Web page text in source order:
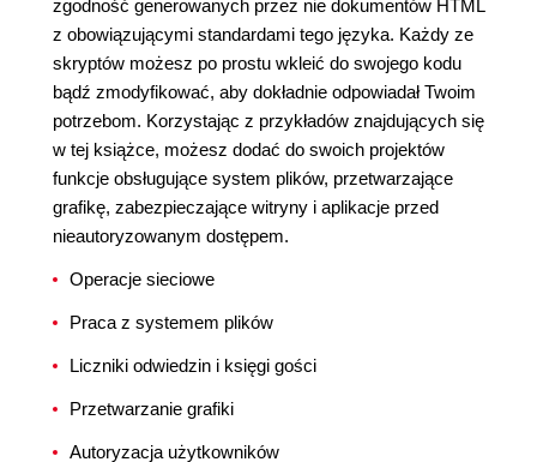
zgodność generowanych przez nie dokumentów HTML
z obowiązującymi standardami tego języka. Każdy ze
skryptów możesz po prostu wkleić do swojego kodu
bądź zmodyfikować, aby dokładnie odpowiadał Twoim
potrzebom. Korzystając z przykładów znajdujących się
w tej książce, możesz dodać do swoich projektów
funkcje obsługujące system plików, przetwarzające
grafikę, zabezpieczające witryny i aplikacje przed
nieautoryzowanym dostępem.
Operacje sieciowe
Praca z systemem plików
Liczniki odwiedzin i księgi gości
Przetwarzanie grafiki
Autoryzacja użytkowników